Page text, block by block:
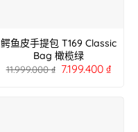
鳄鱼皮手提包 T169 Classic
Bag 橄榄绿
11.999.000₫ 7.199.400₫